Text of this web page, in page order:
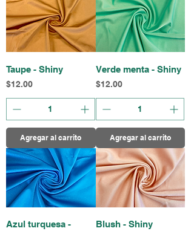
Taupe - Shiny
Precio
$12.00
Agregar al carrito
Verde menta - Shiny
Precio
$12.00
Agregar al carrito
Azul turquesa -
Blush - Shiny